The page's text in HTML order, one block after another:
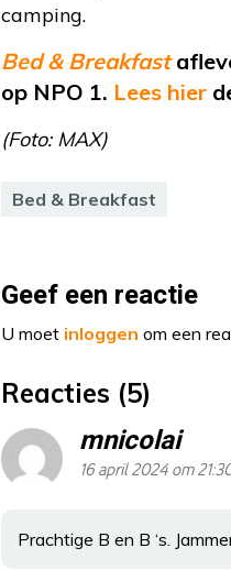
camping.
Bed & Breakfast
op NPO 1. Lees hier
(Foto: MAX)
Bed & Breakfast
Geef een reactie
U moet inloggen om een
Reacties (5)
mnicolai
16 april 2024 om
Prachtige B en B ‘s.